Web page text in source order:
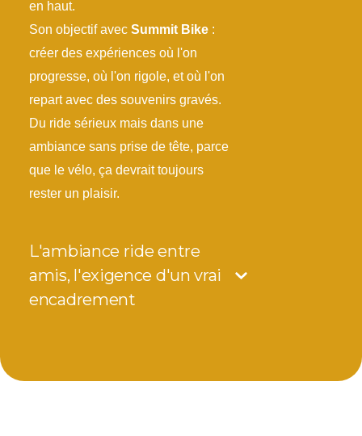
en haut.
Son objectif avec Summit Bike :
créer des expériences où l'on
progresse, où l'on rigole, et où l'on
repart avec des souvenirs gravés.
Du ride sérieux mais dans une
ambiance sans prise de tête, parce
que le vélo, ça devrait toujours
rester un plaisir.
L'ambiance ride entre
amis, l'exigence d'un vrai
encadrement